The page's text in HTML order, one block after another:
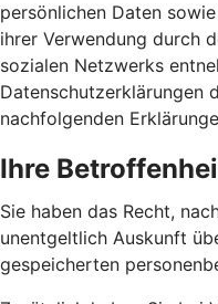
persönlichen Daten
ihrer Verwendung durch
sozialen Netzwerks
Datenschutzerklärungen
nachfolgenden
Ihre
Sie haben das Recht,
unentgeltlich Auskunft
gespeicherten